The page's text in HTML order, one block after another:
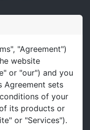
"Agreement")
website
or "our") and you
Agreement sets
of your
its products or
or "Services").